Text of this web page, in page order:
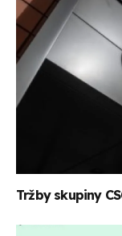
Tržby skupiny